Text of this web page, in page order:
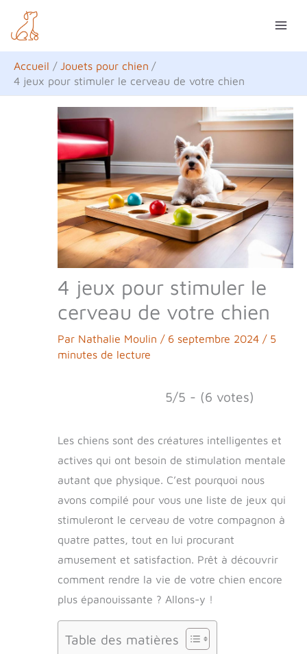
contenu
Accueil
Jouets pour chien
4 jeux pour stimuler le cerveau de votre chien
4 jeux pour stimuler le
cerveau de votre chien
Par Nathalie Moulin / 6 septembre 2024 / 5
minutes de lecture
5/5 - (6 votes)
Les chiens sont des créatures intelligentes et
actives qui ont besoin de stimulation mentale
autant que physique. C’est pourquoi nous
avons compilé pour vous une liste de jeux qui
stimuleront le cerveau de votre compagnon à
quatre pattes, tout en lui procurant
amusement et satisfaction. Prêt à découvrir
comment rendre la vie de votre chien encore
plus épanouissante ? Allons-y !
Table des matières
e
c
h
e